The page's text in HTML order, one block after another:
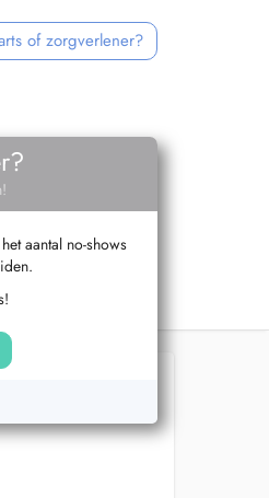
of zorgverlener?
aantal no-shows